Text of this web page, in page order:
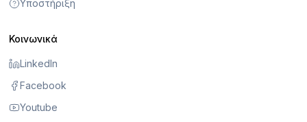
Υποστήριξη
Κοινωνικά
LinkedIn
Facebook
Youtube